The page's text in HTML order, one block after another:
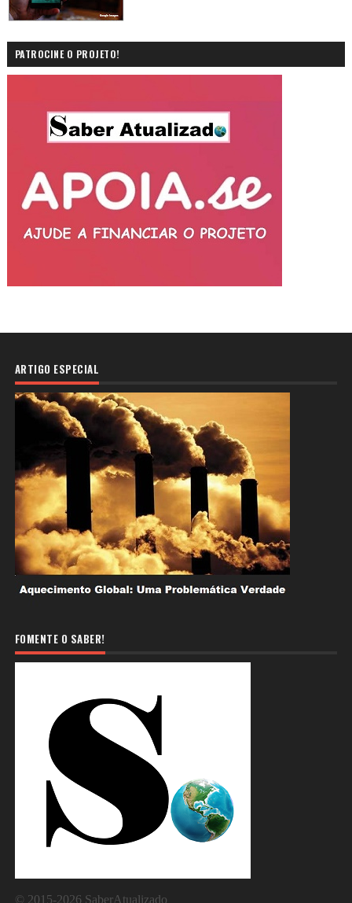
PATROCINE O PROJETO!
ARTIGO ESPECIAL
FOMENTE O SABER!
© 2015-2026 SaberAtualizado